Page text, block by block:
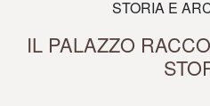
STORIA E
IL PALAZZO